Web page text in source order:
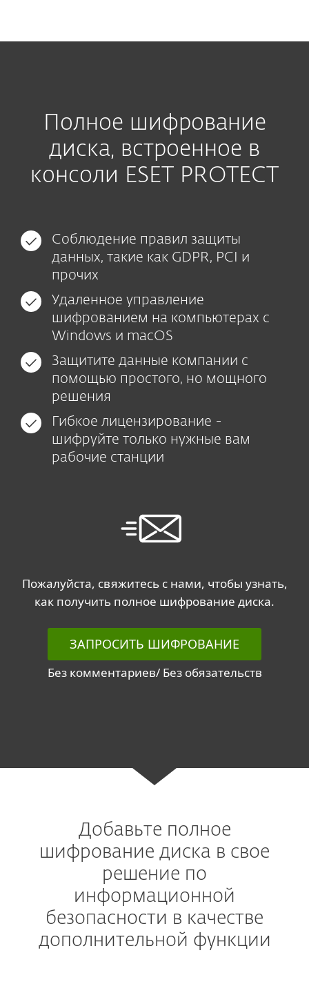
Полное шифрование
диска, встроенное в
консоли ESET PROTECT
Соблюдение правил защиты
данных, такие как GDPR, PCI и
прочих
Удаленное управление
шифрованием на компьютерах с
Windows и macOS
Защитите данные компании с
помощью простого, но мощного
решения
Гибкое лицензирование -
шифруйте только нужные вам
рабочие станции
Пожалуйста, свяжитесь с нами, чтобы узнать,
как получить полное шифрование диска.
ЗАПРОСИТЬ ШИФРОВАНИЕ
Без комментариев/ Без обязательств
Добавьте полное
шифрование диска в свое
решение по
информационной
безопасности в качестве
дополнительной функции